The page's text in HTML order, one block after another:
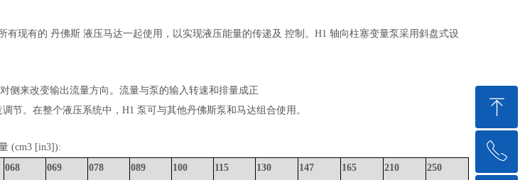
有现有的 丹佛斯 液压马达一起使用，以实现液压能量的传递及 控制。 H1 轴向柱塞变量泵采用斜盘式设
侧来改变输出流量方向。流量与泵的输入转速和排量成正
节。 在整个液压系统中， H1 泵可与其他丹佛斯泵和马达组合使用。
(cm3 [in3]):
068 069 078 089 100 115 130 147 165 210 250
ꁸ
回到顶部
ꂅ